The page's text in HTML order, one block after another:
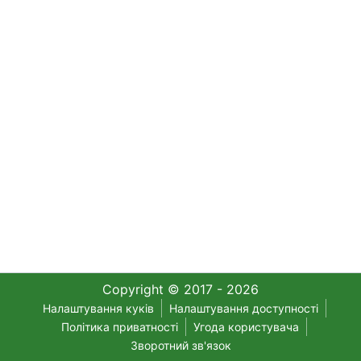
Copyright © 2017 - 2026
Налаштування куків
Налаштування доступності
Політика приватності
Угода користувача
Зворотний зв'язок